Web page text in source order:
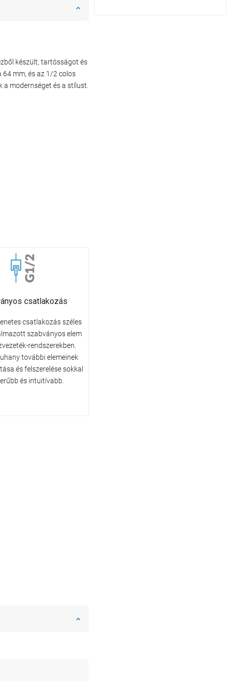
készült, tartósságot és
mm, és az 1/2 colos
modernséget és a stílust.
csatlakozás
csatlakozás széles
szabványos elem
rendszerekben.
további elemeinek
és felszerelése sokkal
és intuitívabb.